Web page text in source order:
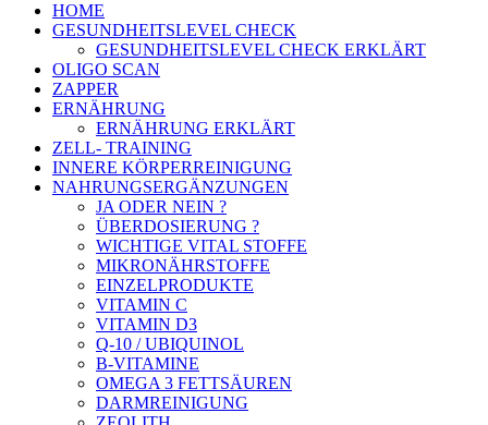
HOME
GESUNDHEITSLEVEL CHECK
GESUNDHEITSLEVEL CHECK ERKLÄRT
OLIGO SCAN
ZAPPER
ERNÄHRUNG
ERNÄHRUNG ERKLÄRT
ZELL- TRAINING
INNERE KÖRPERREINIGUNG
NAHRUNGSERGÄNZUNGEN
JA ODER NEIN ?
ÜBERDOSIERUNG ?
WICHTIGE VITAL STOFFE
MIKRONÄHRSTOFFE
EINZELPRODUKTE
VITAMIN C
VITAMIN D3
Q-10 / UBIQUINOL
B-VITAMINE
OMEGA 3 FETTSÄUREN
DARMREINIGUNG